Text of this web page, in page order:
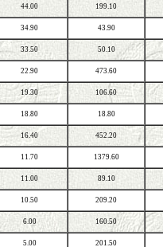
44.00 199.10
34.90 43.90
33.50 50.10
22.90 473.60
19.30 106.60
18.80 18.80
16.40 452.20
11.70 1379.60
11.00 89.10
10.50 209.20
6.00 160.50
5.00 201.50